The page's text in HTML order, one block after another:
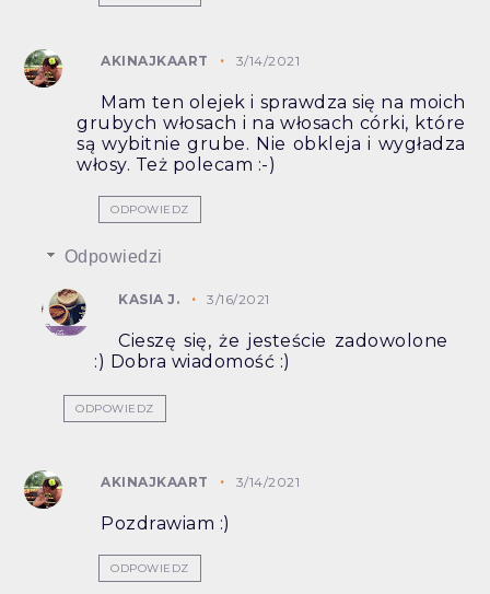
AKINAJKAART 3/14/2021
Mam ten olejek i sprawdza się na moich
grubych włosach i na włosach córki, które
są wybitnie grube. Nie obkleja i wygładza
włosy. Też polecam :-)
ODPOWIEDZ
Odpowiedzi
KASIA J. 3/16/2021
Cieszę się, że jesteście zadowolone
:) Dobra wiadomość :)
ODPOWIEDZ
AKINAJKAART 3/14/2021
Pozdrawiam :)
ODPOWIEDZ